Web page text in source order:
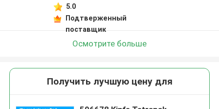
5.0
Подтверженный
поставщик
Осмотрите больше
Получить лучшую цену для